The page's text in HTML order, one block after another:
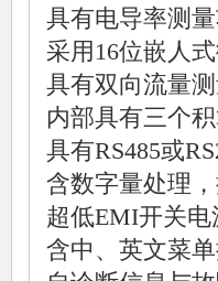
具有电导率测
采用16位嵌人
具有双向流量
内部具有三个
具有RS485或
含数字量处理
超低EMI开关
含中、英文菜